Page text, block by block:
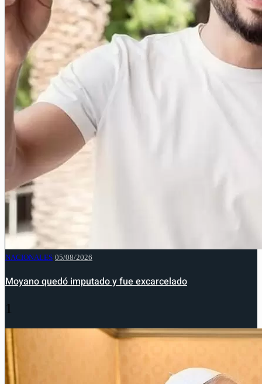
NACIONALES 05/08/2026
Moyano quedó imputado y fue excarcelado
1